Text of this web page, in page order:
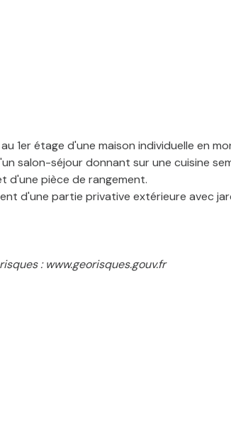
1er étage d'une maison individuelle en
salon-séjour donnant sur une cuisine
d'une pièce de rangement.
d'une partie privative extérieure avec
: www.georisques.gouv.fr